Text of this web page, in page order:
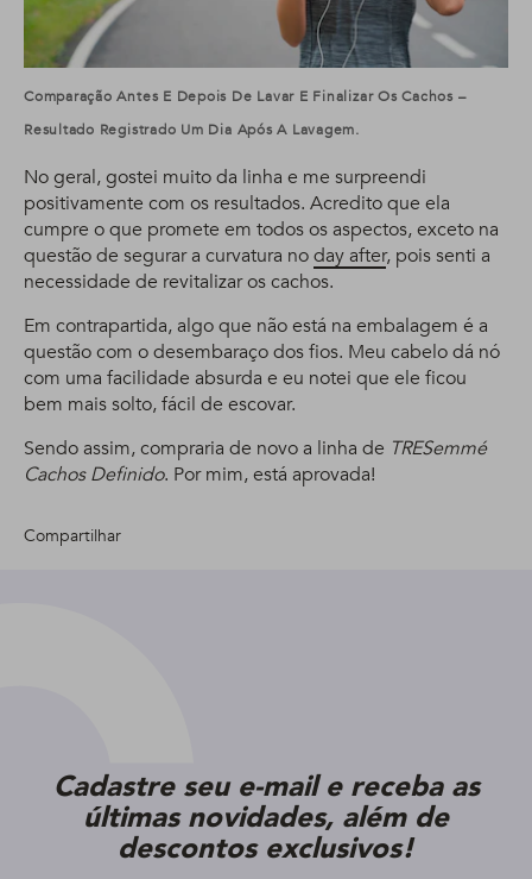
Comparação Antes E Depois De Lavar E Finalizar Os Cachos –
Resultado Registrado Um Dia Após A Lavagem.
No geral, gostei muito da linha e me surpreendi
positivamente com os resultados. Acredito que ela
cumpre o que promete em todos os aspectos, exceto na
questão de segurar a curvatura noday after, pois senti a
necessidade de revitalizar os cachos.
Em contrapartida, algo que não está na embalagem é a
questão com o desembaraço dos fios. Meu cabelo dá nó
com uma facilidade absurda e eu notei que ele ficou
bem mais solto, fácil de escovar.
Sendo assim, compraria de novo a linha de TRESemmé
Cachos Definido. Por mim, está aprovada!
Compartilhar
Cadastre seu e-mail e receba as
últimas novidades, além de
descontos exclusivos!